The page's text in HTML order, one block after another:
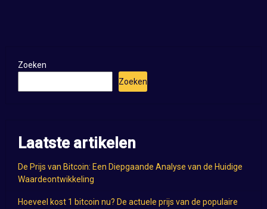
Zoeken
Zoeken
Laatste artikelen
De Prijs van Bitcoin: Een Diepgaande Analyse van de Huidige
Waardeontwikkeling
Hoeveel kost 1 bitcoin nu? De actuele prijs van de populaire